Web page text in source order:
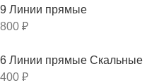
9 Линии прямые
800 ₽
6 Линии прямые Скальные
400 ₽